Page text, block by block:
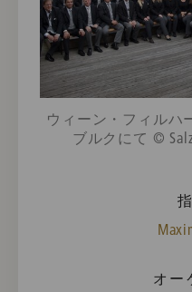
ウィーン・フィルハ
ブルクにて ©
オー